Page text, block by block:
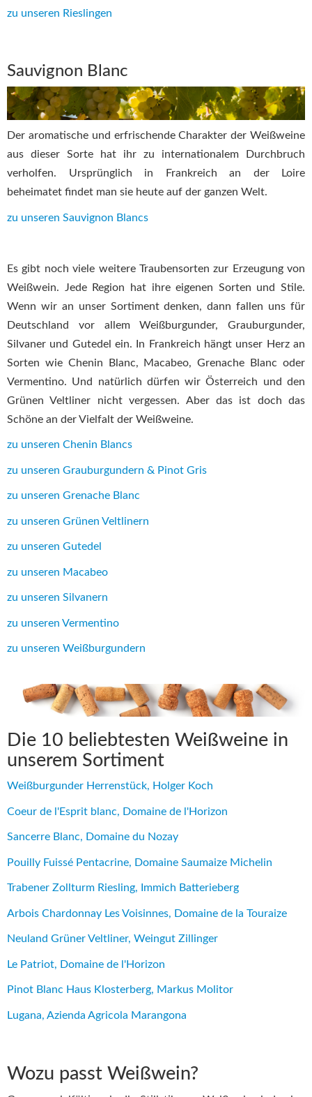
zu unseren Rieslingen
Sauvignon Blanc
Der aromatische und erfrischende Charakter der Weißweine
aus dieser Sorte hat ihr zu internationalem Durchbruch
verholfen. Ursprünglich in Frankreich an der Loire
beheimatet findet man sie heute auf der ganzen Welt.
zu unseren Sauvignon Blancs
Es gibt noch viele weitere Traubensorten zur Erzeugung von
Weißwein. Jede Region hat ihre eigenen Sorten und Stile.
Wenn wir an unser Sortiment denken, dann fallen uns für
Deutschland vor allem Weißburgunder, Grauburgunder,
Silvaner und Gutedel ein. In Frankreich hängt unser Herz an
Sorten wie Chenin Blanc, Macabeo, Grenache Blanc oder
Vermentino. Und natürlich dürfen wir Österreich und den
Grünen Veltliner nicht vergessen. Aber das ist doch das
Schöne an der Vielfalt der Weißweine.
zu unseren Chenin Blancs
zu unseren Grauburgundern & Pinot Gris
zu unseren Grenache Blanc
zu unseren Grünen Veltlinern
zu unseren Gutedel
zu unseren Macabeo
zu unseren Silvanern
zu unseren Vermentino
zu unseren Weißburgundern
Die 10 beliebtesten Weißweine in
unserem Sortiment
Weißburgunder Herrenstück, Holger Koch
Coeur de l'Esprit blanc, Domaine de l'Horizon
Sancerre Blanc, Domaine du Nozay
Pouilly Fuissé Pentacrine, Domaine Saumaize Michelin
Trabener Zollturm Riesling, Immich Batterieberg
Arbois Chardonnay Les Voisinnes, Domaine de la Touraize
Neuland Grüner Veltliner, Weingut Zillinger
Le Patriot, Domaine de l'Horizon
Pinot Blanc Haus Klosterberg, Markus Molitor
Lugana, Azienda Agricola Marangona
Wozu passt Weißwein?